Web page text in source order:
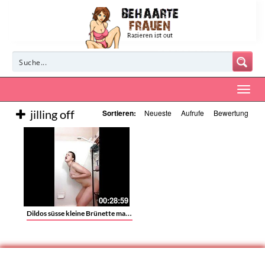
jilling off Sortieren: Neueste Aufrufe Bewertung
00:28:59
Dildos süsse kleine Brünette masturbiert in der Badewanne